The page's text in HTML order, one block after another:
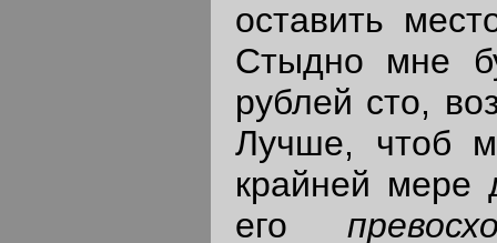
оставить
Стыдно мне
рублей сто,
Лучше, чтоб
крайней мере
его